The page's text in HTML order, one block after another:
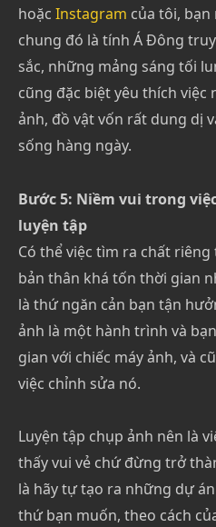
hoặc Instagram của tôi,
chung đó là tính Á Đông
sắc, những mảng sáng tối
cũng đặc biệt yêu thích việc
ảnh, đồ vật vốn rất dung dị
sống hàng ngày.
Bước 5: Niềm vui trong
luyện tập
Có thể việc tìm ra chất
bản thân khá tốn thời gian
là thứ ngăn cản bạn tận
ảnh là một hành trình và
gian với chiếc máy ảnh, và
việc chỉnh sửa nó.
Luyện tập chụp ảnh nên là
thấy vui vẻ chứ đừng trở
là hãy tự tạo ra những dự
thứ bạn muốn, theo cách